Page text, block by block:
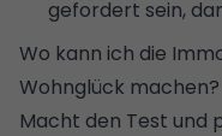
gefordert sein,
Wo kann ich die
Wohnglück machen?
Macht den Test und